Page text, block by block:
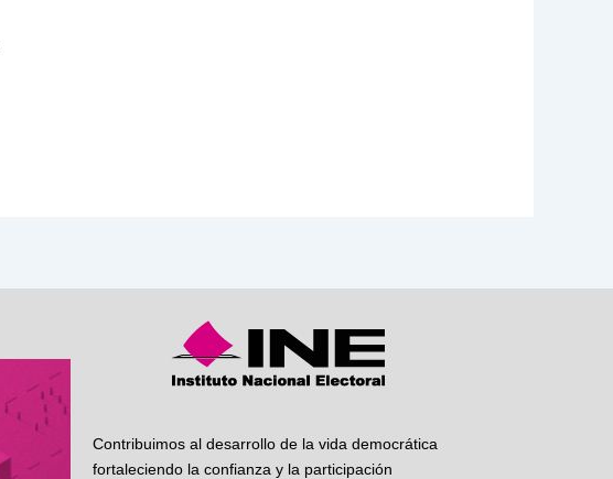
Contribuimos al desarrollo de la vida democrática
fortaleciendo la confianza y la participación